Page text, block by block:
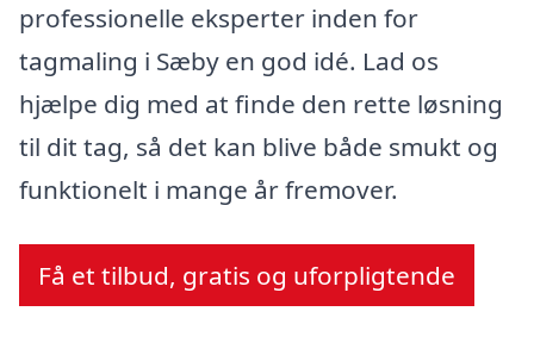
professionelle eksperter inden for
tagmaling i Sæby en god idé. Lad os
hjælpe dig med at finde den rette løsning
til dit tag, så det kan blive både smukt og
funktionelt i mange år fremover.
Få et tilbud, gratis og uforpligtende